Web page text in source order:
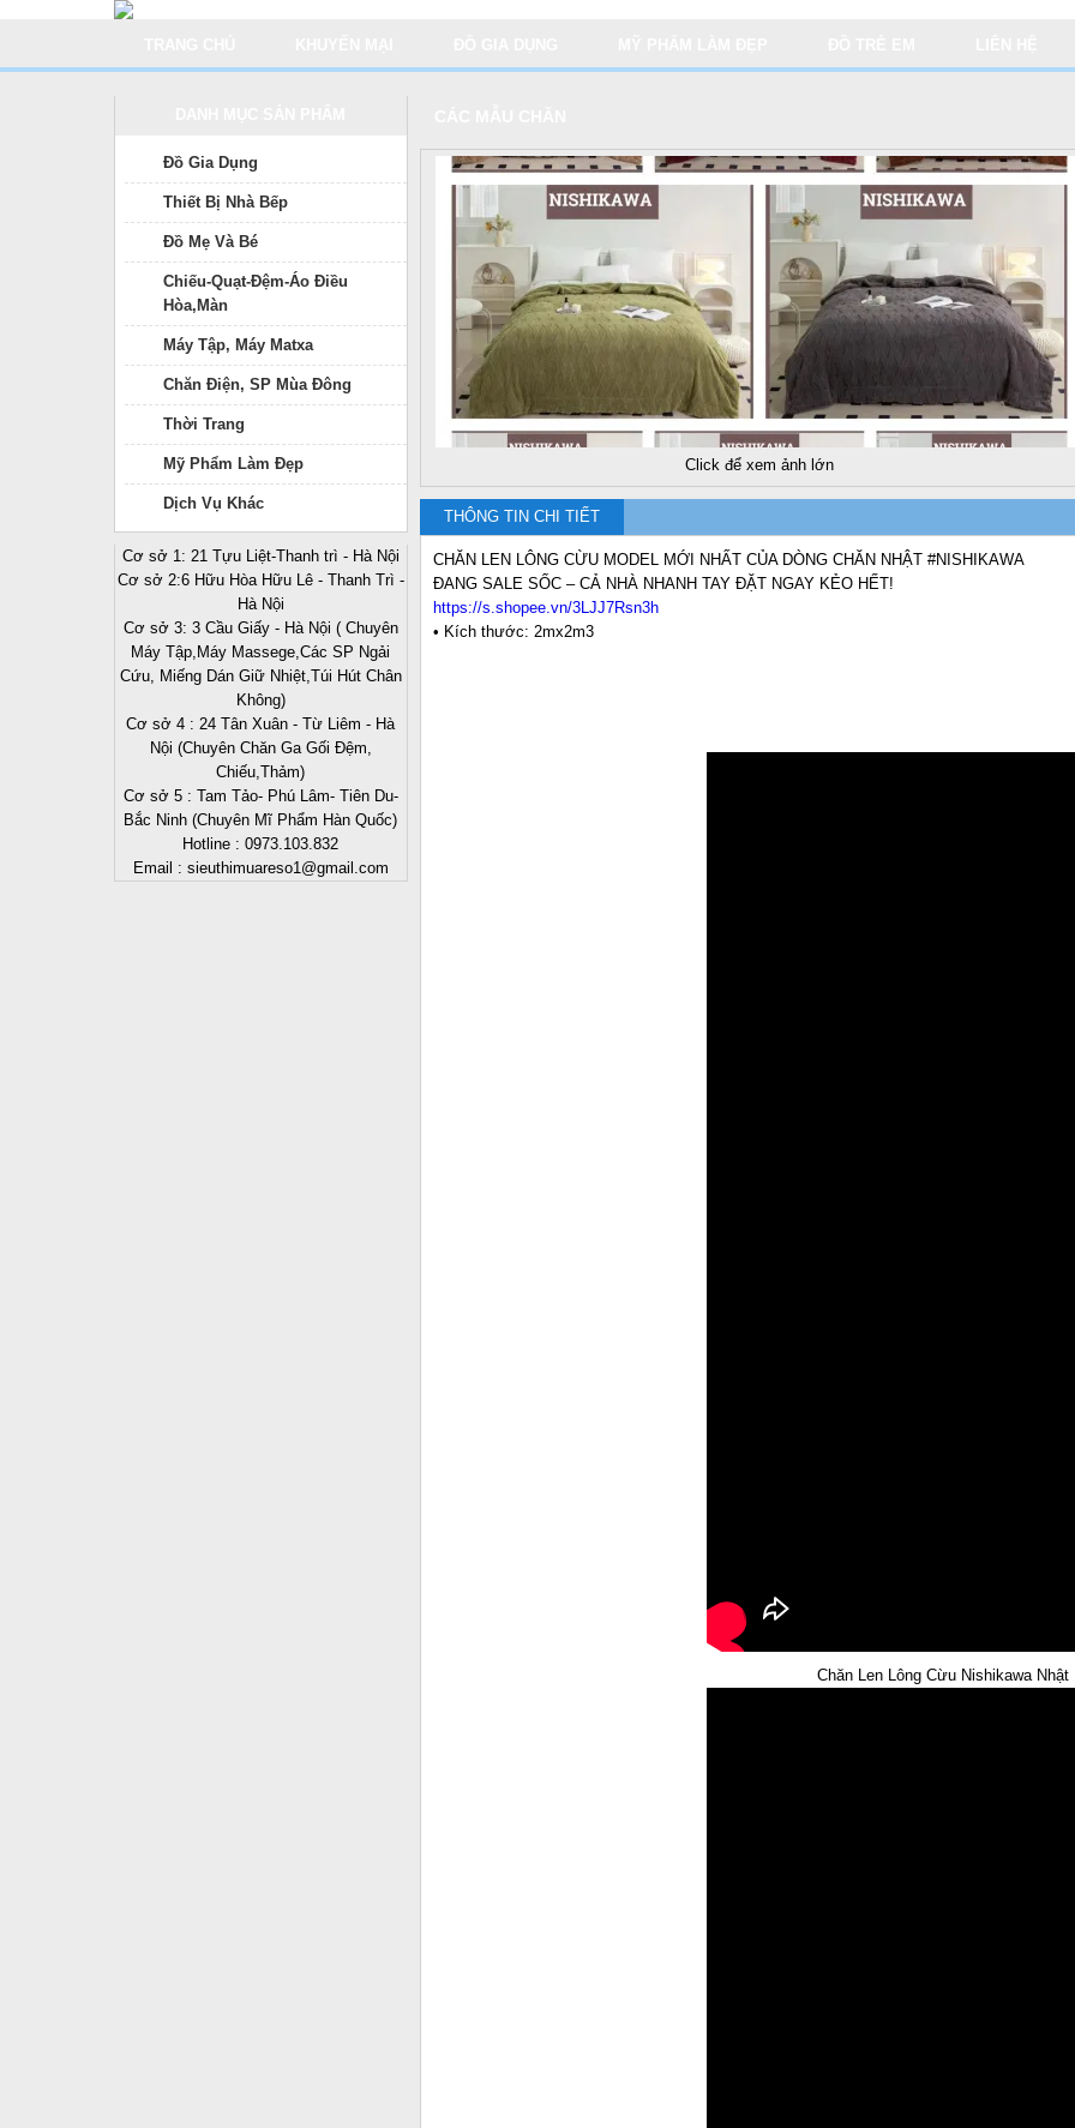
Click để xem ảnh lớn
THÔNG TIN CHI TIẾT
CHĂN LEN LÔNG CỪU MODEL MỚI NHẤT CỦA DÒNG CHĂN NHẬT #NISHIKAWA
ĐANG SALE SỐC – CẢ NHÀ NHANH TAY ĐẶT NGAY KẺO HẾT!
https://s.shopee.vn/3LJJ7Rsn3h
• Kích thước: 2mx2m3
Chăn Len Lông Cừu Nishikawa Nhật
Đồ Gia Dụng
Thiết Bị Nhà Bếp
Đồ Mẹ Và Bé
Chiếu-Quạt-Đệm-Áo Điều
Hòa,Màn
Máy Tập, Máy Matxa
Chăn Điện, SP Mùa Đông
Thời Trang
Mỹ Phẩm Làm Đẹp
Dịch Vụ Khác
Cơ sở 1: 21 Tựu Liệt-Thanh trì - Hà Nội
Cơ sở 2:6 Hữu Hòa Hữu Lê - Thanh Trì -
Hà Nội
Cơ sở 3: 3 Cầu Giấy - Hà Nội ( Chuyên
Máy Tập,Máy Massege,Các SP Ngải
Cứu, Miếng Dán Giữ Nhiệt,Túi Hút Chân
Không)
Cơ sở 4 : 24 Tân Xuân - Từ Liêm - Hà
Nội (Chuyên Chăn Ga Gối Đệm,
Chiếu,Thảm)
Cơ sở 5 : Tam Tảo- Phú Lâm- Tiên Du-
Bắc Ninh (Chuyên Mĩ Phẩm Hàn Quốc)
Hotline : 0973.103.832
Email : sieuthimuareso1@gmail.com